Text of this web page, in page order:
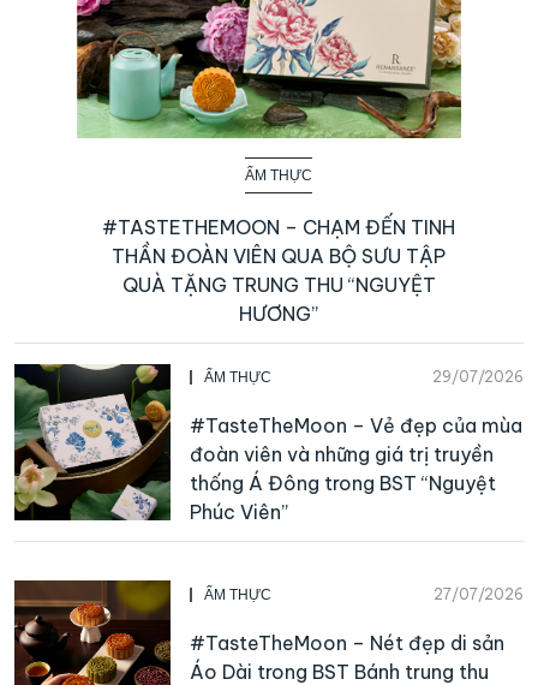
ẨM THỰC
#TASTETHEMOON – CHẠM ĐẾN TINH
THẦN ĐOÀN VIÊN QUA BỘ SƯU TẬP
QUÀ TẶNG TRUNG THU “NGUYỆT
HƯƠNG”
ẨM THỰC 29/07/2026
#TasteTheMoon – Vẻ đẹp của mùa
đoàn viên và những giá trị truyền
thống Á Đông trong BST “Nguyệt
Phúc Viên”
ẨM THỰC 27/07/2026
#TasteTheMoon – Nét đẹp di sản
Áo Dài trong BST Bánh trung thu